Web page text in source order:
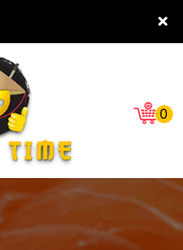
×
0